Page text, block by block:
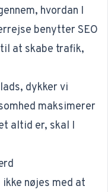
hvordan I
benytter SEO
at skabe trafik,
dykker vi
maksimerer
altid er, skal I
nøjes med at